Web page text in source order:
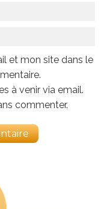
et mon site dans le
à venir via email.
commenter.